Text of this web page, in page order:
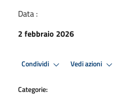
Data :
2 febbraio 2026
Condividi Vedi azioni
Categorie: